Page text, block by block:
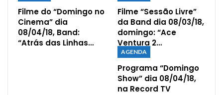
Filme do “Domingo no
Cinema” dia
08/04/18, Band:
“Atrás das Linhas…
Filme “Sessão Livre”
da Band dia 08/03/18,
domingo: “Ace
Ventura 2…
AGENDA
Programa “Domingo
Show” dia 08/04/18,
na Record TV